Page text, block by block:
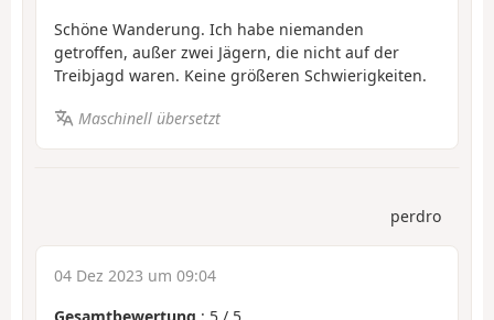
Schöne Wanderung. Ich habe niemanden
getroffen, außer zwei Jägern, die nicht auf der
Treibjagd waren. Keine größeren Schwierigkeiten.
Maschinell übersetzt
perdro
04 Dez 2023 um 09:04